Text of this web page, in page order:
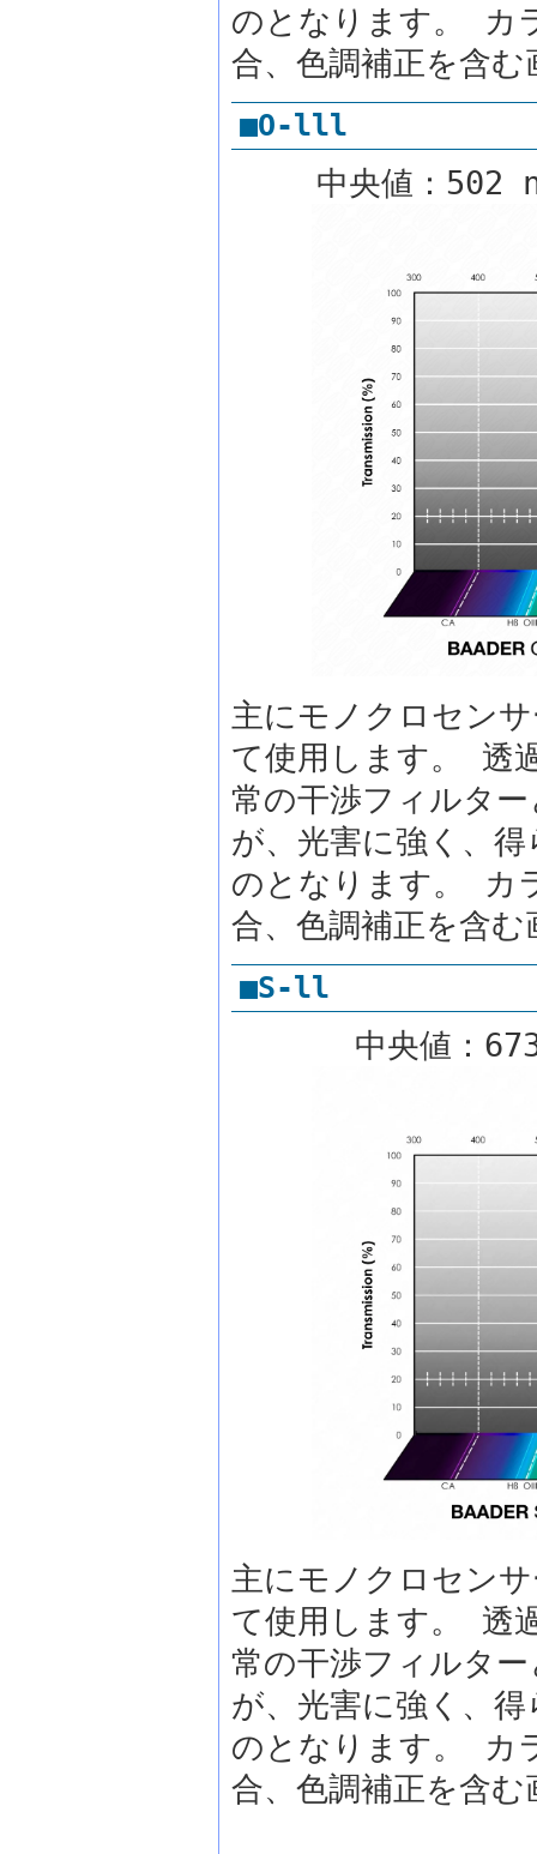
のとなります。 カ
合、色調補正を含
■O-lll
中央値：502
主にモノクロセン
て使用します。 透
常の干渉フィルタ
が、光害に強く、
のとなります。 カ
合、色調補正を含
■S-ll
中央値：
主にモノクロセン
て使用します。 透
常の干渉フィルタ
が、光害に強く、
のとなります。 カ
合、色調補正を含